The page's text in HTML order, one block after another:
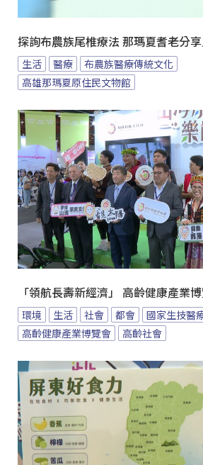
探詢布農族尾椎療法 那瑪夏耆老分享
生活 醫療
布農族醫療傳統文化
高雄那瑪夏原住民文物館
「領航長壽新經濟」 高齡健康產業
環境 生活 社會 都會
國家生技醫
高齡健康產業博覽會
高齡社會